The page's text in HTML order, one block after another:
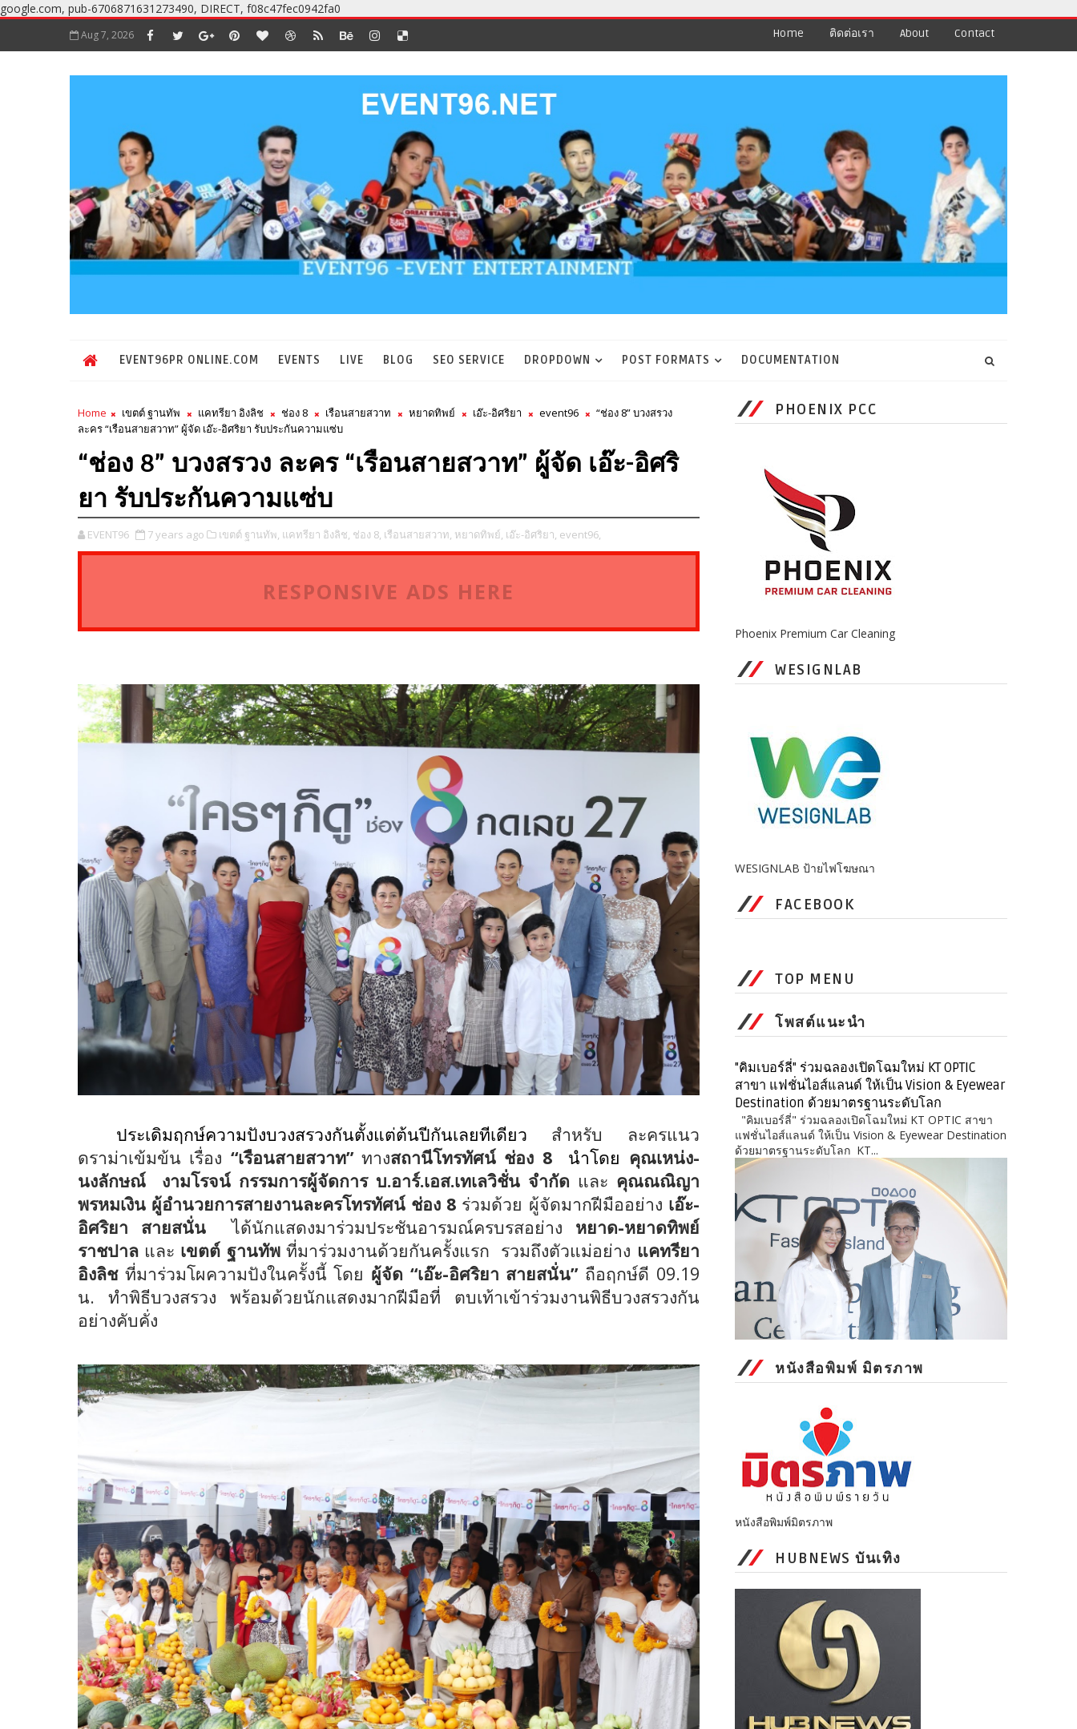
google.com, pub-6706871631273490, DIRECT, f08c47fec0942fa0
Aug 7, 2026 Home ติดต่อเรา About Contact
EVENT96PR ONLINE.COM EVENTS LIVE BLOG SEO SERVICE DROPDOWN POST FORMATS DOCUMENTATION
Home เขตต์ ฐานทัพ แคทรียา อิงลิช ช่อง 8 เรือนสายสวาท หยาดทิพย์ เอ๊ะ-อิศริยา event96
“ช่อง 8” บวงสรวง
ละคร “เรือนสายสวาท” ผู้จัด เอ๊ะ-อิศริยา รับประกันความแซ่บ
“ช่อง 8” บวงสรวง ละคร “เรือนสายสวาท” ผู้จัด เอ๊ะ-อิศริ
ยา รับประกันความแซ่บ
EVENT96 7 years ago เขตต์ ฐานทัพ, แคทรียา อิงลิช, ช่อง 8, เรือนสายสวาท, หยาดทิพย์, เอ๊ะ-อิศริยา, event96,
RESPONSIVE ADS HERE
ประเดิมฤกษ์ความปังบวงสรวงกันตั้งแต่ต้นปีกันเลยทีเดียว สำหรับ ละครแนว
ดราม่าเข้มข้น เรื่อง “เรือนสายสวาท” ทางสถานีโทรทัศน์ ช่อง 8 นำโดย คุณเหน่ง-
นงลักษณ์
งามโรจน์ กรรมการผู้จัดการ บ.อาร์.เอส.เทเลวิชั่น จำกัด และ คุณณณิญา
พรหมเงิน ผู้อำนวยการสายงานละครโทรทัศน์ ช่อง 8 ร่วมด้วย ผู้จัดมากฝีมืออย่าง เอ๊ะ-
อิศริยา สายสนั่น
ได้นักแสดงมาร่วมประชันอารมณ์ครบรสอย่าง หยาด-หยาดทิพย์
ราชปาล และ เขตต์ ฐานทัพ ที่มาร่วมงานด้วยกันครั้งแรก รวมถึงตัวแม่อย่าง แคทรียา
อิงลิช ที่มาร่วมโผความปังในครั้งนี้ โดย ผู้จัด “เอ๊ะ-อิศริยา สายสนั่น” ถือฤกษ์ดี 09.19
น. ทำพิธีบวงสรวง พร้อมด้วยนักแสดงมากฝีมือที่ ตบเท้าเข้าร่วมงานพิธีบวงสรวงกัน
อย่างคับคั่ง
PHOENIX PCC
Phoenix Premium Car Cleaning
WESIGNLAB
WESIGNLAB ป้ายไฟโฆษณา
FACEBOOK
TOP MENU
โพสต์แนะนำ
"คิมเบอร์ลี่" ร่วมฉลองเปิดโฉมใหม่ KT OPTIC
สาขา แฟชั่นไอส์แลนด์ ให้เป็น Vision & Eyewear
Destination ด้วยมาตรฐานระดับโลก
"คิมเบอร์ลี่" ร่วมฉลองเปิดโฉมใหม่ KT OPTIC สาขา
แฟชั่นไอส์แลนด์ ให้เป็น Vision & Eyewear Destination
ด้วยมาตรฐานระดับโลก KT...
หนังสือพิมพ์ มิตรภาพ
หนังสือพิมพ์มิตรภาพ
HUBNEWS บันเทิง